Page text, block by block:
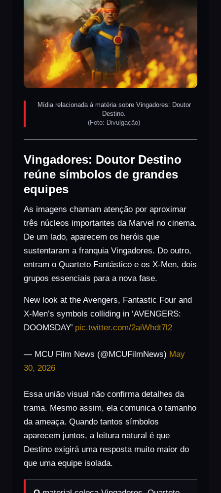
Mídia relacionada à matéria sobre Vingadores: Doutor
Destino.
(Foto: Divulgação)
Vingadores: Doutor Destino
reúne símbolos de grandes
equipes
As imagens chamam atenção por aproximar
três núcleos importantes da Marvel no cinema.
De um lado, aparecem os heróis que
sustentaram a franquia Vingadores. Do outro,
entram o Quarteto Fantástico e os X-Men, dois
grupos essenciais para a nova fase.
New look at the Avengers, Fantastic Four and
X-Men’s symbols colliding in ‘AVENGERS:
DOOMSDAY’ pic.twitter.com/2aiWhdt7l2
— MCU Film News (@MCUFilmNews) May
30, 2026
Essa união visual não confirma detalhes da
trama. Mesmo assim, ela comunica o tamanho
da ameaça. Quando tantos símbolos
aparecem juntos, a leitura natural é que
Destino exigirá uma resposta muito maior do
que uma equipe isolada.